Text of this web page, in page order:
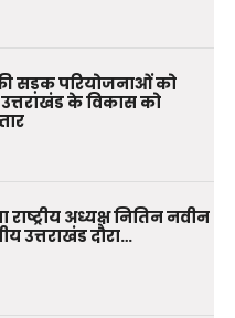
सड़क परियोजनाओं को
के विकास को
राष्ट्रीय अध्यक्ष नितिन नवीन
उत्तराखंड दौरा…